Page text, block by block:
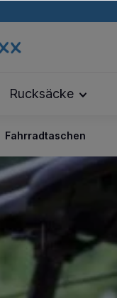
Rucksäcke
Fahrradtaschen